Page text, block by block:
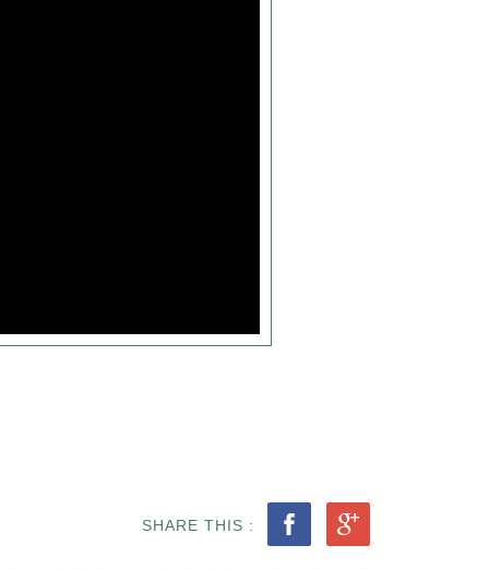
SHARE THIS :